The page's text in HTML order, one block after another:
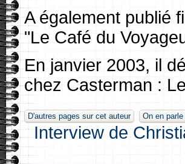
A également publié
"Le Café du
En janvier 2003, il
chez Casterman :
D'autres pages sur cet auteur On en
Interview de